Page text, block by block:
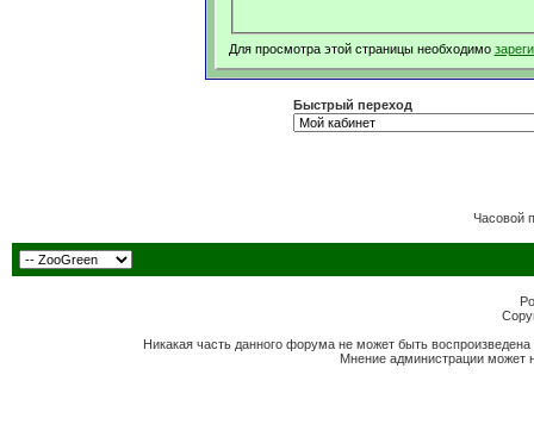
Для просмотра этой страницы необходимо
Быстрый переход
Часовой
Никакая часть данного форума не может быть
Мнение администрации может